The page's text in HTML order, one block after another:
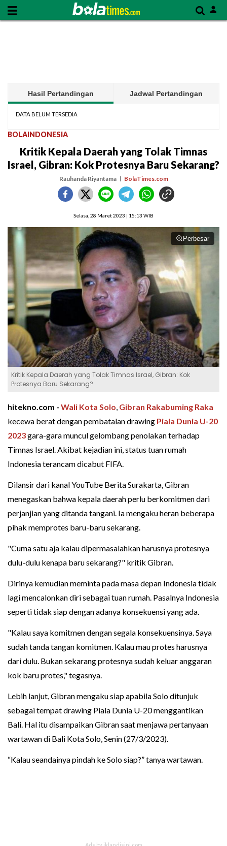
Hasil Pertandingan Jadwal Pertandingan
DATA BELUM TERSEDIA
BOLAINDONESIA
Kritik Kepala Daerah yang Tolak Timnas
Israel, Gibran: Kok Protesnya Baru Sekarang?
Rauhanda Riyantama BolaTimes.com
Selasa, 28 Maret 2023 | 15:13 WIB
Perbesar
Kritik Kepala Daerah yang Tolak Timnas Israel, Gibran: Kok
Protesnya Baru Sekarang?
hitekno.com - Wali Kota Solo, Gibran Rakabuming Raka
kecewa berat dengan pembatalan drawing Piala Dunia U-20
2023gara-gara muncul gelombang penolakan terhadap
Timnas Israel. Akibat kejadian ini, status tuan rumah
Indonesia terancam dicabut FIFA.
Dilansir dari kanal YouTube Berita Surakarta, Gibran
menegaskan bahwa kepala daerah perlu berkomitmen dari
perjanjian yang ditanda tangani. Ia mengaku heran beberapa
pihak memprotes baru-baru sekarang.
"Cuma satu aja kalau dipermasalahkan harusnya protesnya
dulu-dulu kenapa baru sekarang?" kritik Gibran.
Dirinya kemudian meminta pada masa depan Indonesia tidak
lagi mencalonkan diri sebagai tuan rumah. Pasalnya Indonesia
seperti tidak siap dengan adanya konsekuensi yang ada.
"Kalau saya komitmen dengan segala konsekuensinya. Saya
sudah tanda tangan komitmen. Kalau mau protes harusnya
dari dulu. Bukan sekarang protesnya sudah keluar anggaran
kok baru protes," tegasnya.
Lebih lanjut, Gibran mengaku siap apabila Solo ditunjuk
sebagai tempat drawing Piala Dunia U-20 menggantikan
Bali. Hal itu disampaikan Gibran saat menjawa pertanyaan
wartawan di Bali Kota Solo, Senin (27/3/2023).
“Kalau seandainya pindah ke Solo siap?” tanya wartawan.